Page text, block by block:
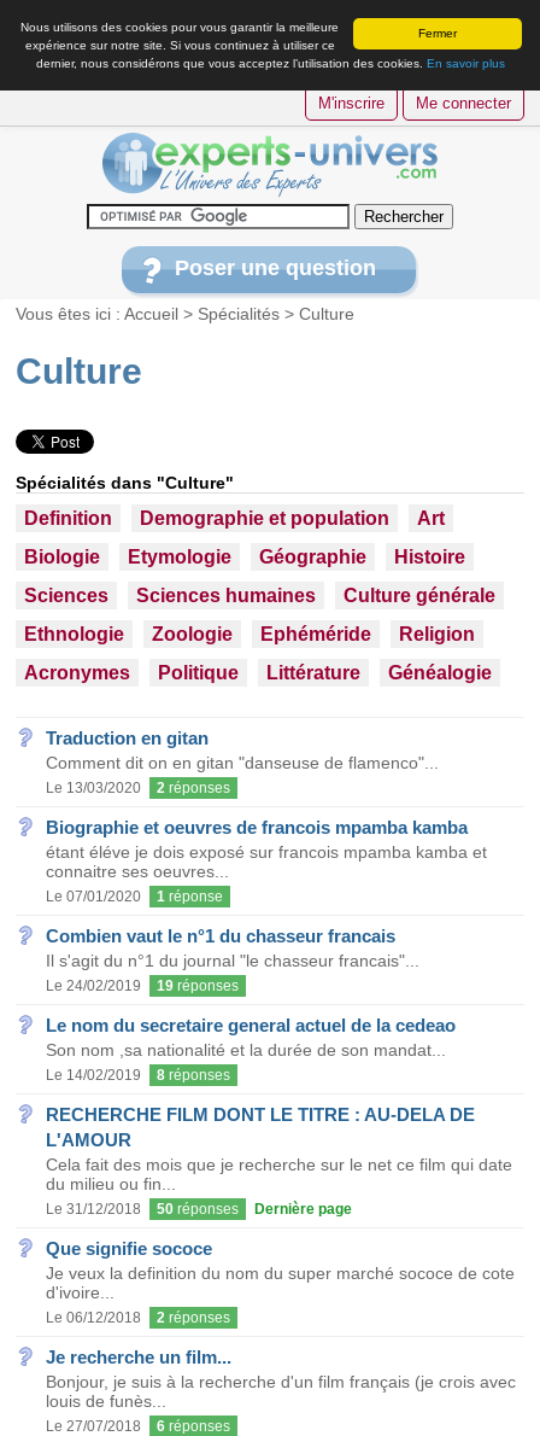
Fermer
Nous utilisons des cookies pour vous garantir la meilleure
expérience sur notre site. Si vous continuez à utiliser ce
dernier, nous considérons que vous acceptez l’utilisation des cookies. En savoir plus
M'inscrire Me connecter
Poser une question
Vous êtes ici :Accueil > Spécialités >Culture
Culture
Spécialités dans "Culture"
Definition Demographie et population
Art
Biologie
Etymologie Géographie
Histoire
Sciences
Sciences humaines
Culture générale
Ethnologie
Zoologie Ephéméride
Religion
Acronymes
Politique Littérature Généalogie
Traduction en gitan
Comment dit on en gitan "danseuse de flamenco"...
Le 13/03/2020 2 réponses
Biographie et oeuvres de francois mpamba kamba
étant éléve je dois exposé sur francois mpamba kamba et
connaitre ses oeuvres...
Le 07/01/2020 1 réponse
Combien vaut le n°1 du chasseur francais
Il s'agit du n°1 du journal "le chasseur francais"...
Le 24/02/2019 19 réponses
Le nom du secretaire general actuel de la cedeao
Son nom ,sa nationalité et la durée de son mandat...
Le 14/02/2019 8 réponses
RECHERCHE FILM DONT LE TITRE : AU-DELA DE
L'AMOUR
Cela fait des mois que je recherche sur le net ce film qui date
du milieu ou fin...
Le 31/12/2018 50 réponses Dernière page
Que signifie sococe
Je veux la definition du nom du super marché sococe de cote
d'ivoire...
Le 06/12/2018 2 réponses
Je recherche un film...
Bonjour, je suis à la recherche d'un film français (je crois avec
louis de funès...
Le 27/07/2018 6 réponses